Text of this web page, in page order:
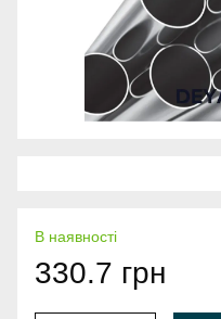
В наявності
330.7 грн